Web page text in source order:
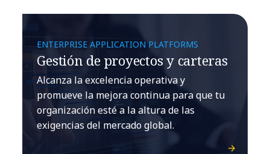
ENTERPRISE APPLICATION PLATFORMS
Gestión de proyectos y carteras
Alcanza la excelencia operativa y
promueve la mejora continua para que tu
organización esté a la altura de las
exigencias del mercado global.